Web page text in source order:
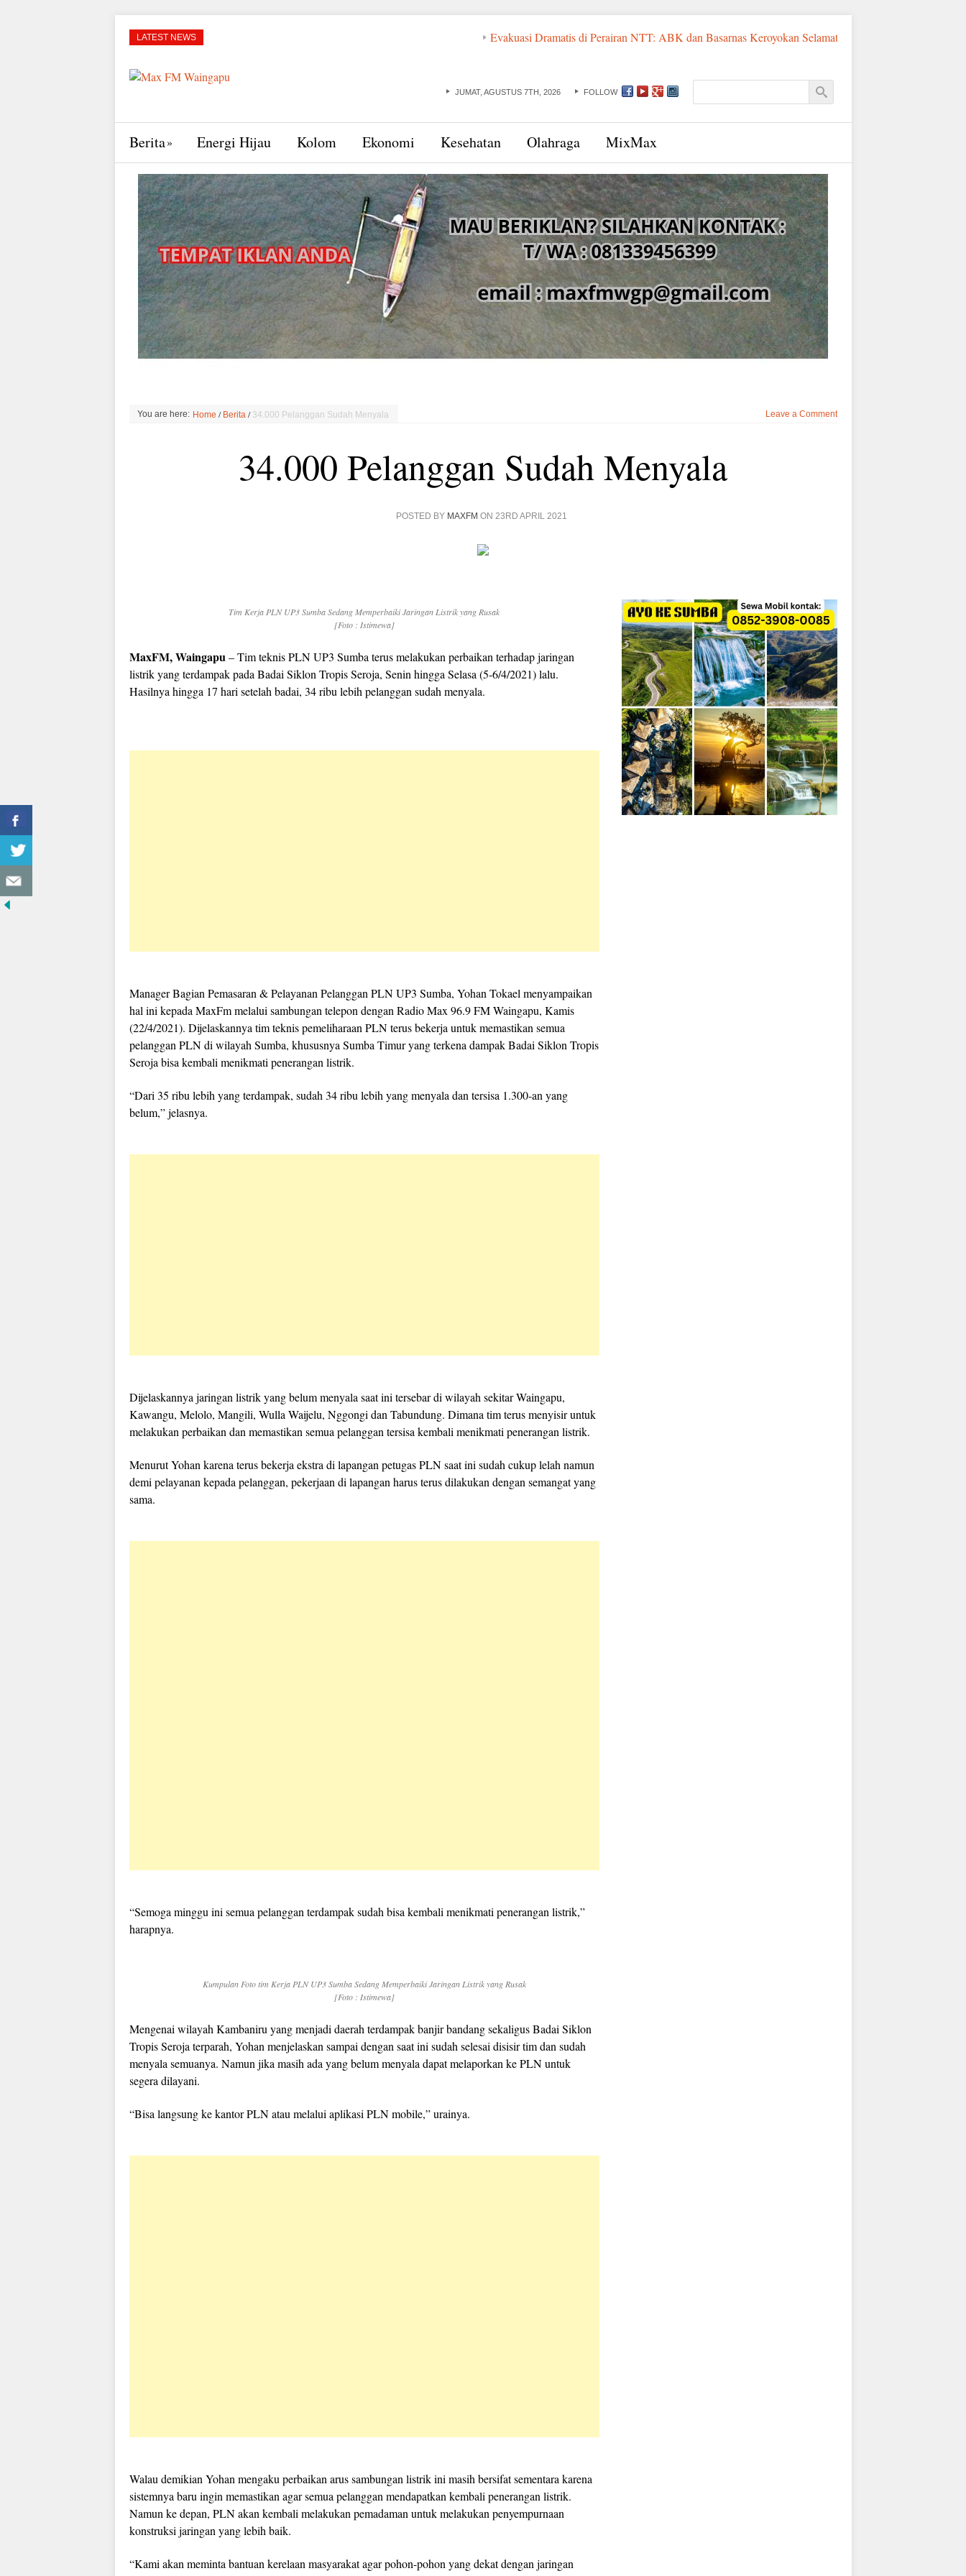
LATEST NEWS Evakuasi Dramatis di Perairan NTT: ABK dan Basarnas Keroyokan Selamatkan Pemancing Asal Fatululi
JUMAT, AGUSTUS 7TH, 2026 FOLLOW
Berita Energi Hijau Kolom Ekonomi Kesehatan Olahraga MixMax
You are here: Home / Berita / 34.000 Pelanggan Sudah Menyala Leave a Comment
34.000 Pelanggan Sudah Menyala
POSTED BY MAXFM ON 23RD APRIL 2021
Tim Kerja PLN UP3 Sumba Sedang Memperbaiki Jaringan Listrik yang Rusak
[Foto : Istimewa]
MaxFM, Waingapu – Tim teknis PLN UP3 Sumba terus melakukan perbaikan terhadap jaringan
listrik yang terdampak pada Badai Siklon Tropis Seroja, Senin hingga Selasa (5-6/4/2021) lalu.
Hasilnya hingga 17 hari setelah badai, 34 ribu lebih pelanggan sudah menyala.
Manager Bagian Pemasaran & Pelayanan Pelanggan PLN UP3 Sumba, Yohan Tokael menyampaikan
hal ini kepada MaxFm melalui sambungan telepon dengan Radio Max 96.9 FM Waingapu, Kamis
(22/4/2021). Dijelaskannya tim teknis pemeliharaan PLN terus bekerja untuk memastikan semua
pelanggan PLN di wilayah Sumba, khususnya Sumba Timur yang terkena dampak Badai Siklon Tropis
Seroja bisa kembali menikmati penerangan listrik.
“Dari 35 ribu lebih yang terdampak, sudah 34 ribu lebih yang menyala dan tersisa 1.300-an yang
belum,” jelasnya.
Dijelaskannya jaringan listrik yang belum menyala saat ini tersebar di wilayah sekitar Waingapu,
Kawangu, Melolo, Mangili, Wulla Waijelu, Nggongi dan Tabundung. Dimana tim terus menyisir untuk
melakukan perbaikan dan memastikan semua pelanggan tersisa kembali menikmati penerangan listrik.
Menurut Yohan karena terus bekerja ekstra di lapangan petugas PLN saat ini sudah cukup lelah namun
demi pelayanan kepada pelanggan, pekerjaan di lapangan harus terus dilakukan dengan semangat yang
sama.
“Semoga minggu ini semua pelanggan terdampak sudah bisa kembali menikmati penerangan listrik,”
harapnya.
Kumpulan Foto tim Kerja PLN UP3 Sumba Sedang Memperbaiki Jaringan Listrik yang Rusak
[Foto : Istimewa]
Mengenai wilayah Kambaniru yang menjadi daerah terdampak banjir bandang sekaligus Badai Siklon
Tropis Seroja terparah, Yohan menjelaskan sampai dengan saat ini sudah selesai disisir tim dan sudah
menyala semuanya. Namun jika masih ada yang belum menyala dapat melaporkan ke PLN untuk
segera dilayani.
“Bisa langsung ke kantor PLN atau melalui aplikasi PLN mobile,” urainya.
Walau demikian Yohan mengaku perbaikan arus sambungan listrik ini masih bersifat sementara karena
sistemnya baru ingin memastikan agar semua pelanggan mendapatkan kembali penerangan listrik.
Namun ke depan, PLN akan kembali melakukan pemadaman untuk melakukan penyempurnaan
konstruksi jaringan yang lebih baik.
“Kami akan meminta bantuan kerelaan masyarakat agar pohon-pohon yang dekat dengan jaringan